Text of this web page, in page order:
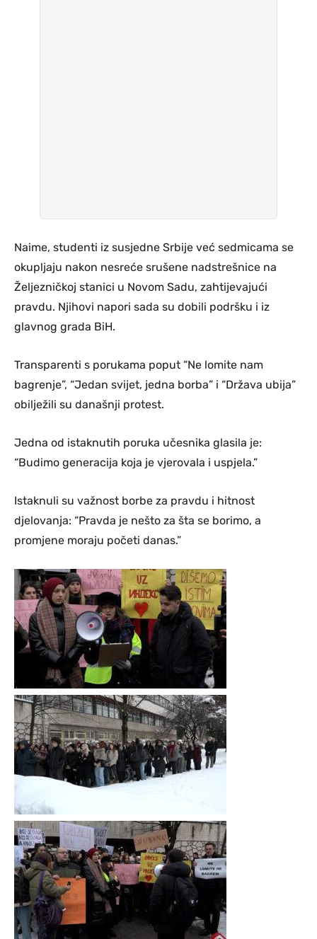
Naime, studenti iz susjedne Srbije već sedmicama se
okupljaju nakon nesreće srušene nadstrešnice na
Željezničkoj stanici u Novom Sadu, zahtijevajući
pravdu. Njihovi napori sada su dobili podršku i iz
glavnog grada BiH.
Transparenti s porukama poput “Ne lomite nam
bagrenje”, “Jedan svijet, jedna borba” i “Država ubija”
obilježili su današnji protest.
Jedna od istaknutih poruka učesnika glasila je:
“Budimo generacija koja je vjerovala i uspjela.”
Istaknuli su važnost borbe za pravdu i hitnost
djelovanja: “Pravda je nešto za šta se borimo, a
promjene moraju početi danas.”